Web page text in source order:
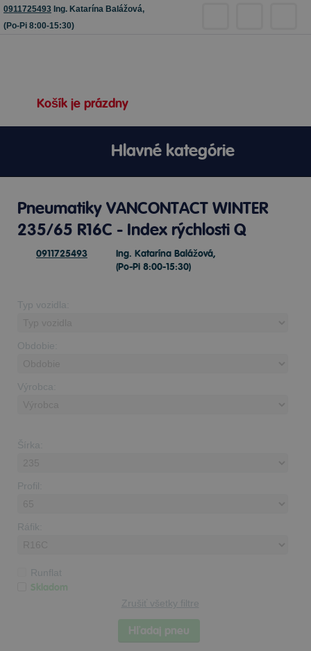
0911725493 Ing. Katarína Balážová,
(Po-Pi 8:00-15:30)
Košík je prázdny
Hlavné kategórie
Pneumatiky VANCONTACT WINTER
235/65 R16C - Index rýchlosti Q
0911725493
Ing. Katarína Balážová,
(Po-Pi 8:00-15:30)
Typ vozidla:
Obdobie:
Výrobca:
Šírka:
Profil:
Ráfik:
Runflat
Skladom
Zrušiť všetky filtre
Hľadaj pneu